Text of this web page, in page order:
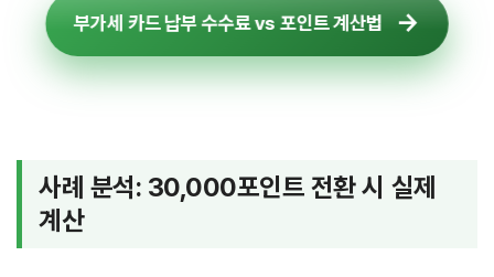
부가세 카드 납부 수수료 vs 포인트 계산법
사례 분석: 30,000포인트 전환 시 실제
계산